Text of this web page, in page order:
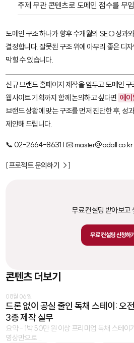
주제 무관 콘텐츠로 도메인 점수를 무
도메인 구조 하나가 향후 수개월의 SEO 성과
결정합니다. 잘못된 구조 위에 아무리 좋은 디
막힐 수 있습니다.
신규 브랜드 홈페이지 제작을 앞두고 도메인
웹사이트 기획까지 함께 논의하고 싶다면 에
브랜드 상황에 맞는 구조를 먼저 진단한 후, 성
제안해 드립니다.
📞 02-2664-8631 | 📧 master@adall.co.kr
[프로젝트 문의하기 →]
무료 컨설팅 받아보고
무료 컨설팅 신청하
콘텐츠 더보기
08월 06일
드론 없이 공실 줄인 독채 스테이: 오
3종 제작 실무
요약 - 1박 50만 원 이상 프리미엄 독채 스테이
영상만으로 ...